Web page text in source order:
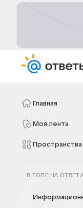
Главная
Моя лента
Пространства
В ТОПЕ НА